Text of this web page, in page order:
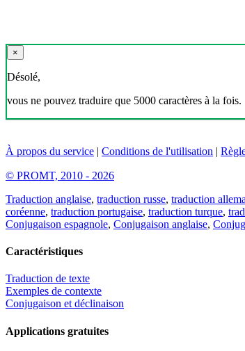
×
Désolé,
vous ne pouvez traduire que 5000 caractères à la fois.
À propos du service | Conditions de l'utilisation |
© PROMT, 2010 - 2026
Traduction anglaise, traduction russe, traduction
coréenne, traduction portugaise, traduction turque,
Conjugaison espagnole, Conjugaison anglaise,
Caractéristiques
Traduction de texte
Exemples de contexte
Conjugaison et déclinaison
Applications gratuites